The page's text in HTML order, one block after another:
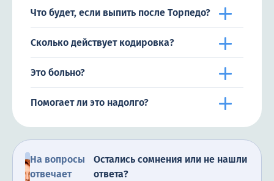
Что будет, если выпить после Торпедо?
Сколько действует кодировка?
Это больно?
Помогает ли это надолго?
На вопросы
отвечает
Остались сомнения или не нашли
ответа?